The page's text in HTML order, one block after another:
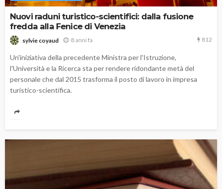
Nuovi raduni turistico-scientifici: dalla fusione
fredda alla Fenice di Venezia
sylvie coyaud 8 anni fa 812
Un'iniziativa della precedente Ministra per l'Istruzione,
l'Università e la Ricerca sta per rendere ridondante metà del
personale che dal 2015 trasforma il posto di lavoro in impresa
turistico-scientifica.